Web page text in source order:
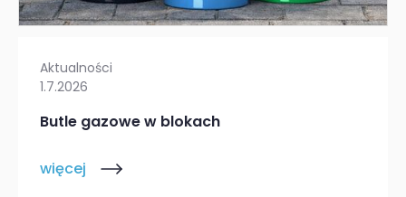
Aktualności
1.7.2026
Butle gazowe w blokach
więcej